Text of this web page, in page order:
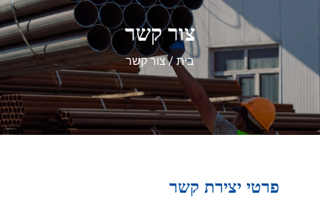
צור קשר
בית צור קשר
פרטי יצירת קשר